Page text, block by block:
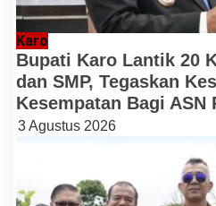
Karo
Bupati Karo Lantik 20
dan SMP, Tegaskan
Kesempatan Bagi ASN
3 Agustus 2026